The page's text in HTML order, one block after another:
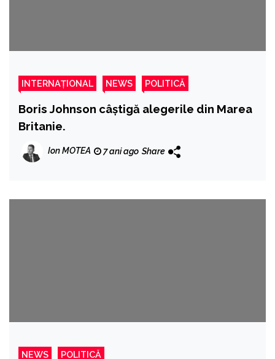
INTERNAȚIONAL NEWS POLITICĂ
Boris Johnson câștigă alegerile din Marea
Britanie.
Ion MOTEA 7 ani ago Share
NEWS POLITICĂ